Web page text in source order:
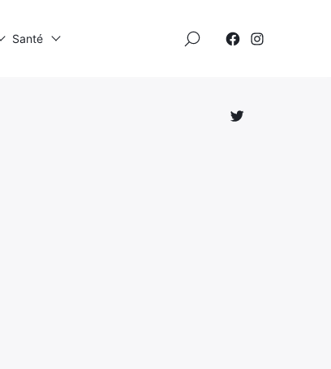
Santé
Élément